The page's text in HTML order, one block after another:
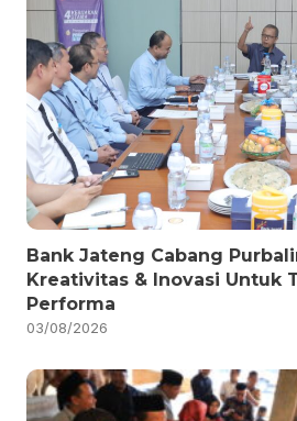
Bank Jateng Cabang
Kreativitas & Inovasi Untuk
Performa
03/08/2026